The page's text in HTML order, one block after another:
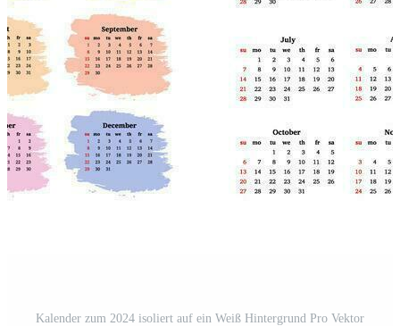
Kalender zum 2024 isoliert auf ein Weiß Hintergrund Pro Vektor